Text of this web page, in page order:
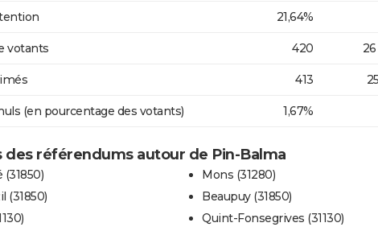
21,64%
votants 420
413
(en pourcentage des votants) 1,67%
des référendums autour de Pin-Balma
(31850)
(31850)
Mons (31280)
Beaupuy (31850)
Quint-Fonsegrives (31130)